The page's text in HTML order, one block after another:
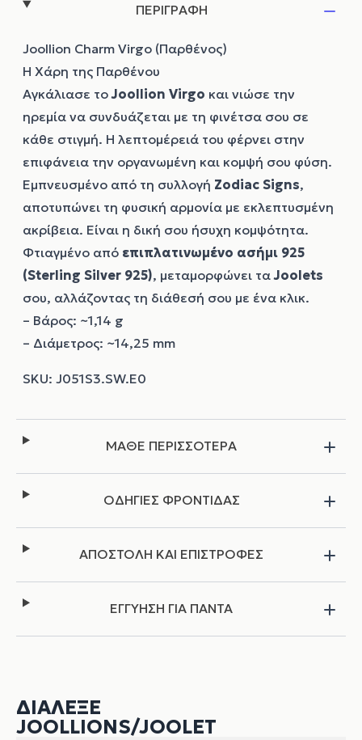
ΠΕΡΙΓΡΑΦΗ
Joollion Charm Virgo (Παρθένος)
Η Χάρη της Παρθένου
Αγκάλιασε τοJoollion Virgo και νιώσε την
ηρεμία να συνδυάζεται με τη φινέτσα σου σε
κάθε στιγμή. Η λεπτομέρειά του φέρνει στην
επιφάνεια την οργανωμένη και κομψή σου φύση.
Εμπνευσμένο από τη συλλογή Zodiac Signs,
αποτυπώνει τη φυσική αρμονία με εκλεπτυσμένη
ακρίβεια. Είναι η δική σου ήσυχη κομψότητα.
Φτιαγμένο από επιπλατινωμένο ασήμι 925
(Sterling Silver 925), μεταμορφώνει ταJoolets
σου, αλλάζοντας τη διάθεσή σου με ένα κλικ.
– Βάρος: ~1,14 g
– Διάμετρος: ~14,25 mm
ΜΑΘΕ ΠΕΡΙΣΣΟΤΕΡΑ
ΟΔΗΓΙΕΣ ΦΡΟΝΤΙΔΑΣ
ΑΠΟΣΤΟΛΗ ΚΑΙ ΕΠΙΣΤΡΟΦΕΣ
ΕΓΓΥΗΣΗ ΓΙΑ ΠΑΝΤΑ
ΔΙΆΛΕΞΕ
JOOLLIONS/JOOLET